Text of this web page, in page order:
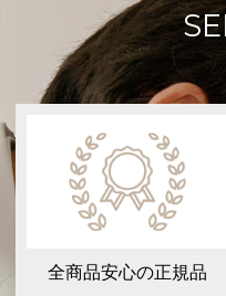
全商品安心の正規品